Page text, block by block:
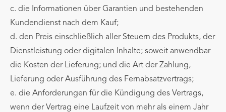
c. die Informationen über Garantien und bestehenden
Kundendienst nach dem Kauf;
d. den Preis einschließlich aller Steuern des Produkts, der
Dienstleistung oder digitalen Inhalte; soweit anwendbar
die Kosten der Lieferung; und die Art der Zahlung,
Lieferung oder Ausführung des Fernabsatzvertrags;
e. die Anforderungen für die Kündigung des Vertrags,
wenn der Vertrag eine Laufzeit von mehr als einem Jahr